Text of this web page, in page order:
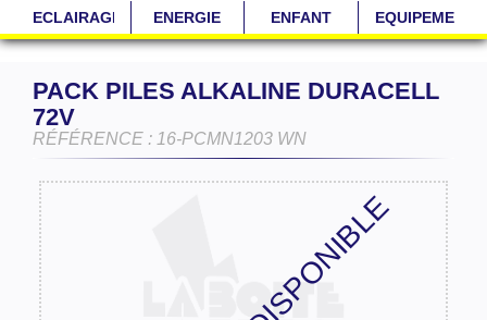
ECLAIRAGE ENERGIE ENFANT EQUIPEMENT
PACK PILES ALKALINE DURACELL
72V
RÉFÉRENCE : 16-PCMN1203 WN